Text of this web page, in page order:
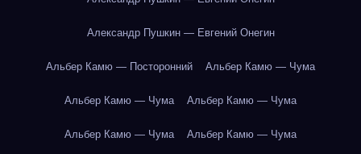
Александр Пушкин — Евгений Онегин
Альбер Камю — Посторонний Альбер Камю — Чума
Альбер Камю — Чума Альбер Камю — Чума
Альбер Камю — Чума Альбер Камю — Чума